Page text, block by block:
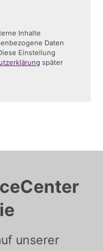
Inhalte
Daten
Einstellung
später
unserer